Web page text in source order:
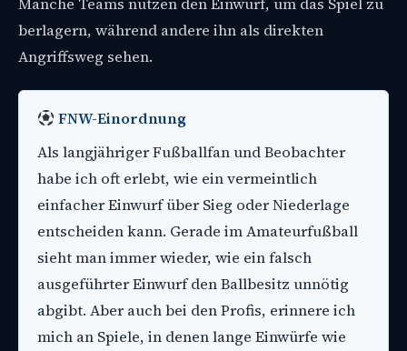
berlagern, während andere ihn als direkten
Angriffsweg sehen.
FNW-Einordnung
Als langjähriger Fußballfan und Beobachter
habe ich oft erlebt, wie ein vermeintlich
einfacher Einwurf über Sieg oder Niederlage
entscheiden kann. Gerade im Amateurfußball
sieht man immer wieder, wie ein falsch
ausgeführter Einwurf den Ballbesitz unnötig
abgibt. Aber auch bei den Profis, erinnere ich
mich an Spiele, in denen lange Einwürfe wie